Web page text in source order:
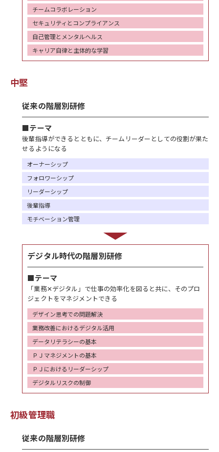
チームコラボレーション
セキュリティとコンプライアンス
自己管理とメンタルヘルス
キャリア自律と主体的な学習
中堅
従来の階層別研修
■テーマ
後輩指導ができるとともに、チームリーダーとしての役割が果た
せるようになる
オーナーシップ
フォロワーシップ
リーダーシップ
後輩指導
モチベーション管理
デジタル時代の階層別研修
■テーマ
「業務✕デジタル」で仕事の効率化を図ると共に、そのプロ
ジェクトをマネジメントできる
デザイン思考での問題解決
業務改善におけるデジタル活用
データリテラシーの基本
ＰＪマネジメントの基本
ＰＪにおけるリーダーシップ
デジタルリスクの制御
初級管理職
従来の階層別研修